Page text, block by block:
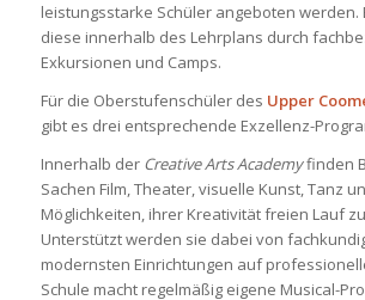
leistungsstarke Schüler angeboten werden.
diese innerhalb des Lehrplans durch
Exkursionen und Camps.
Für die Oberstufenschüler des Upper
gibt es drei entsprechende Exzellenz-
Innerhalb der Creative Arts Academyfinden
Sachen Film, Theater, visuelle Kunst, Tanz
Möglichkeiten, ihrer Kreativität freien Lauf
Unterstützt werden sie dabei von
modernsten Einrichtungen auf
Schule macht regelmäßig eigene Musical-